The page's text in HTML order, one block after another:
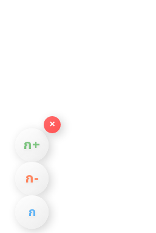
×
ก+
ก−
ก